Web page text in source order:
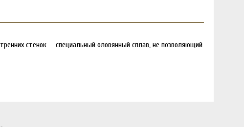
стенок — специальный оловянный сплав, не позволяющий